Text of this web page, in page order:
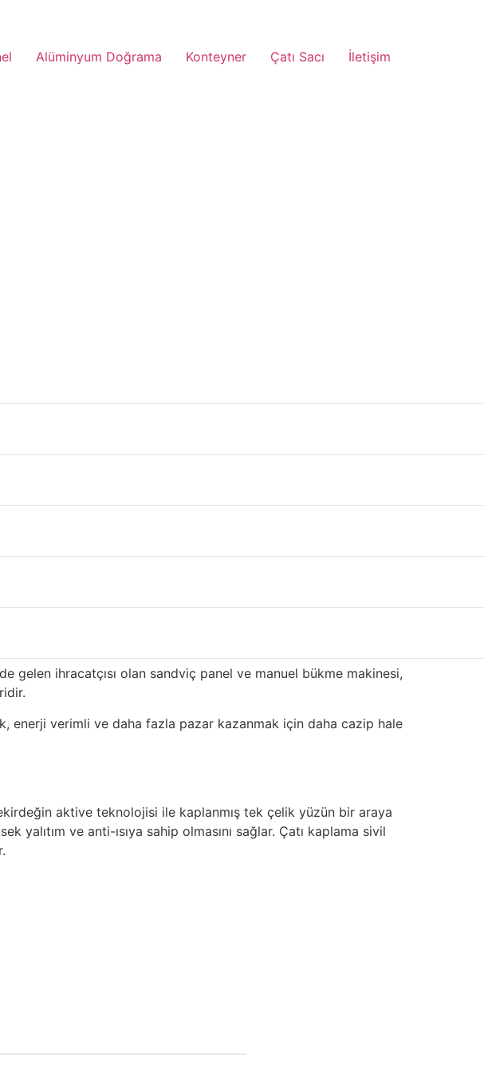
Alüminyum Doğrama Konteyner Çatı Sacı İletişim
uzun süredir tedarik edilmektedir.
makinesi ve hafif çelik kirişler 800.000 metrekare üretim
gelen ihracatçısı olan sandviç panel ve manuel bükme makinesi,
enerji verimli ve daha fazla pazar kazanmak için daha cazip hale
aktive teknolojisi ile kaplanmış tek çelik yüzün bir araya
yalıtım ve anti-ısıya sahip olmasını sağlar. Çatı kaplama sivil